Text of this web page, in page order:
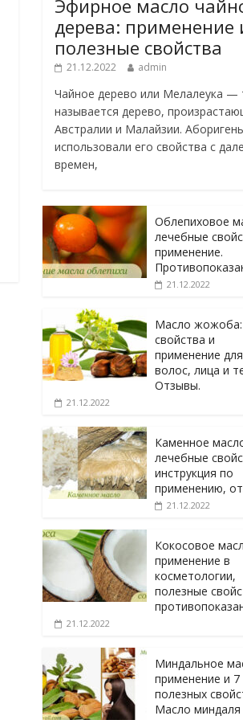
Эфирное масло
дерева: применение
полезные свойства
21.12.2022 admin
Чайное дерево или Мелалеука —
называется дерево,
Австралии и Малайзии.
использовали его свойства с
времен,
Облепиховое
лечебные
применение.
21.12.2022
Масло жожоба:
свойства и
применение для
волос, лица и
Отзывы.
21.12.2022
Каменное
лечебные
инструкция по
применению,
21.12.2022
Кокосовое
применение в
косметологии,
полезные
21.12.2022
Миндальное
применение и 7
полезных
Масло миндаля